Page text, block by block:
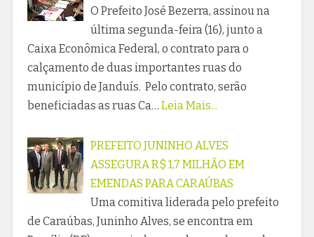
O Prefeito José Bezerra, assinou na
última segunda-feira (16), junto a
Caixa Econômica Federal, o contrato para o
calçamento de duas importantes ruas do
município de Janduís. Pelo contrato, serão
beneficiadas as ruas Ca… Leia Mais...
PREFEITO JUNINHO ALVES
ASSEGURA R$ 1,7 MILHÃO EM
EMENDAS PARA CARAÚBAS
Uma comitiva liderada pelo prefeito
de Caraúbas, Juninho Alves, se encontra em